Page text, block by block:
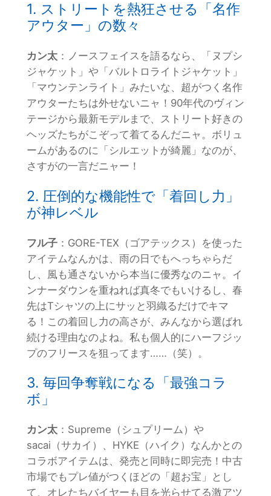
1. ストリートを熱狂させる「名作
アウター」の数々
カン太：ノースフェイスを語るなら、「ヌプシ
ジャケット」や「バルトロライトジャケット」
「マウンテンライト」みたいな、超がつく名作
アウターたちは外せないニャ！90年代のヴィン
テージから最新モデルまで、ストリート好きの
ヘッズたちがこぞって着てるんだニャ。ボリュ
ームがあるのに「シルエットが綺麗」なのが、
さすがの一言だニャー！
2. 圧倒的な機能性で「着回し力」
が神レベル
フル子：GORE-TEX（ゴアテックス）を使った
アイテムなんかは、雨の日でもへっちゃらだ
し、風も通さないから本当に優秀なのニャ。イ
ンナーダウンを重ねれば真冬でもいけるし、春
先はTシャツの上にサッと羽織るだけでキマ
る！この着回し力の高さが、みんなから選ばれ
続ける理由なのよね。私も個人的にハーフジッ
プのフリースを狙ってます……（笑）。
3. 毎回争奪戦になる「最強コラ
ボ」
カン太：Supreme（シュプリーム）や
sacai（サカイ）、HYKE（ハイク）なんかとの
コラボアイテムは、発売と同時に即完売！中古
市場でもプレ値がつくほどの「超お宝」とし
て、オレたちバイヤーも目を光らせてる激アツ